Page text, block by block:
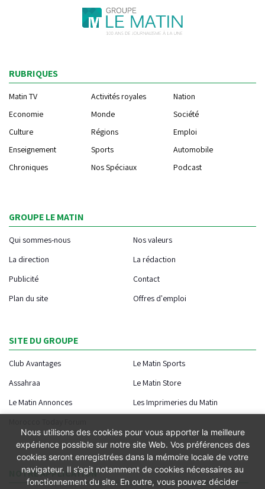
RUBRIQUES
Matin TV Activités royales
Nation
Economie
Monde
Société
Culture
Régions
Emploi
Enseignement
Sports
Automobile
Chroniques
Nos Spéciaux Podcast
GROUPE LE MATIN
Qui sommes-nous
Nos valeurs
La direction
La rédaction
Publicité
Contact
Plan du site
Offres d'emploi
SITE DU GROUPE
Club Avantages
Le Matin Sports
Assahraa
Le Matin Store
Le Matin Annonces
Les Imprimeries du Matin
NOTRE APPLICATION
Nous utilisons des cookies pour vous apporter la meilleure
expérience possible sur notre site Web. Vos préférences des
cookies seront enregistrées dans la mémoire locale de votre
navigateur. Il s’agit notamment de cookies nécessaires au
fonctionnement du site. En outre, vous pouvez décider